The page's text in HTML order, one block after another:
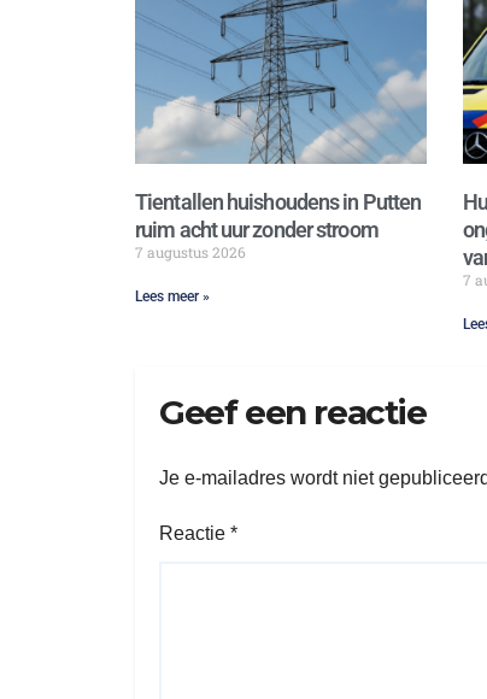
Tientallen huishoudens in Putten
ruim acht uur zonder stroom
7 augustus 2026
Lees meer »
7
Geef een reactie
Je e-mailadres wordt niet
Reactie *